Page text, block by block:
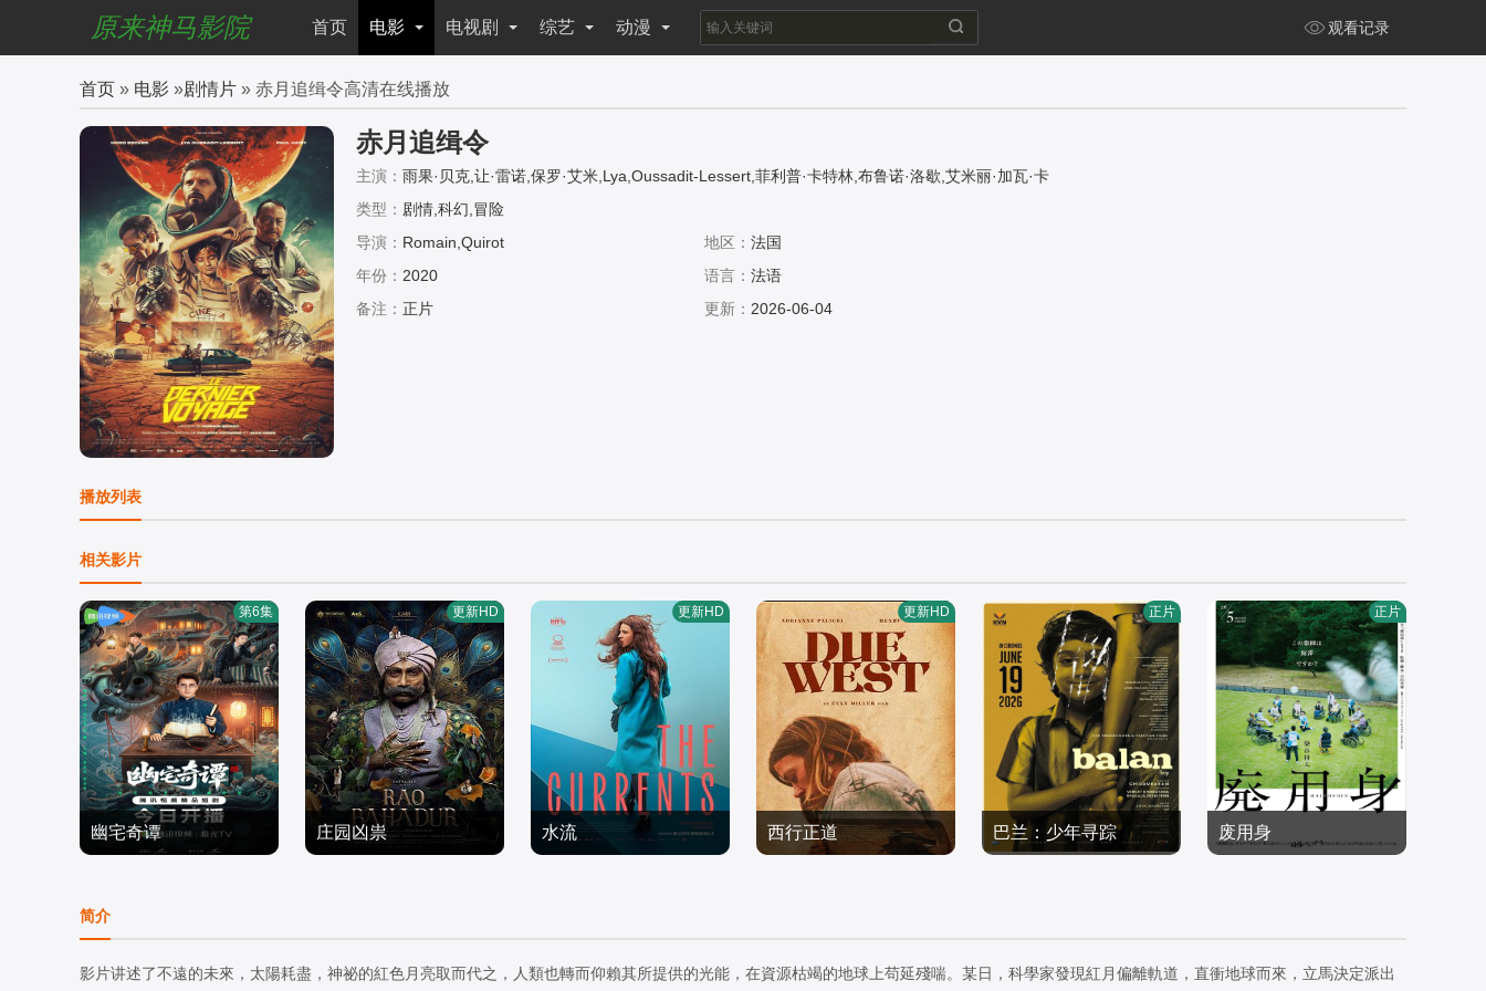
原来神马影院 首页 电影 电视剧 综艺 动漫 观看记录
首页 » 电影 »剧情片 » 赤月追缉令高清在线播放
赤月追缉令
主演： 雨果·贝克,让·雷诺,保罗·艾米,Lya,Oussadit-Lessert,菲利普·卡特林,布鲁诺·洛歇,艾米丽·加瓦·卡
恩,让-洛·库奇德,Darius,Garrivier,Jean-Baptiste,Blanc,索妮亚·奥卡沙,Franc,Bruneau,Anthony,Pho,Do
rcas,Coppin
类型： 剧情,科幻,冒险
导演： Romain,Quirot 地区： 法国
年份： 2020 语言： 法语
备注： 正片 更新： 2026-06-04
播放列表
相关影片
幽宅奇谭
央
剧情片
2026/中国大陆
第6集
庄园凶祟
arathi
2026/印度
更新HD
水流
拉,萨拉·贝西奥,雅兹明·卡
巴洛,艾玛·法约·杜阿尔特,
2025/阿根廷,瑞士
更新HD
西行正道
塔·安纳布尔,席亚拉·博拉
沃,马特·劳里亚
2026/美国
更新HD
巴兰：少年寻踪
hakrishnan
2026/印度
正片
废用身
望,中村映里子,吉冈睦雄,
六平直政
2026/日本
正片
简介
影片讲述了不遠的未來，太陽耗盡，神祕的紅色月亮取而代之，人類也轉而仰賴其所提供的光能，在資源枯竭的地球上苟延殘喘。某日，科學家發現紅月偏離軌道，直衝地球而來，立馬決定派出